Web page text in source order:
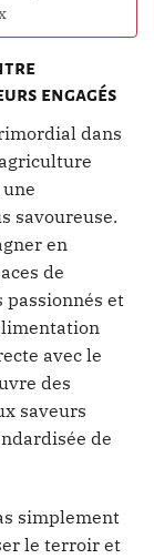
engagés
dans
savoureuse.
en
de
et
avec le
des
saveurs
de
simplement
le terroir et